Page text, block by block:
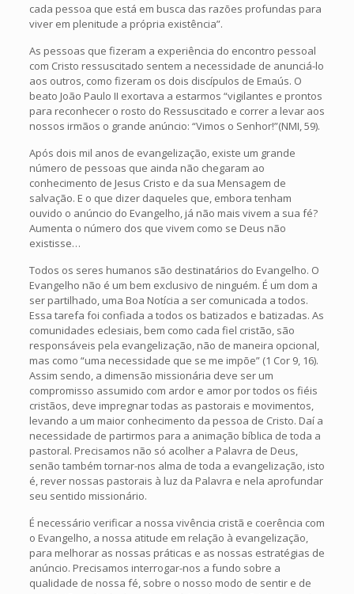
cada pessoa que está em busca das razões profundas para
viver em plenitude a própria existência”.
As pessoas que fizeram a experiência do encontro pessoal
com Cristo ressuscitado sentem a necessidade de anunciá-lo
aos outros, como fizeram os dois discípulos de Emaús. O
beato João Paulo II exortava a estarmos “vigilantes e prontos
para reconhecer o rosto do Ressuscitado e correr a levar aos
nossos irmãos o grande anúncio: “Vimos o Senhor!”(NMI, 59).
Após dois mil anos de evangelização, existe um grande
número de pessoas que ainda não chegaram ao
conhecimento de Jesus Cristo e da sua Mensagem de
salvação. E o que dizer daqueles que, embora tenham
ouvido o anúncio do Evangelho, já não mais vivem a sua fé?
Aumenta o número dos que vivem como se Deus não
existisse…
Todos os seres humanos são destinatários do Evangelho. O
Evangelho não é um bem exclusivo de ninguém. É um dom a
ser partilhado, uma Boa Notícia a ser comunicada a todos.
Essa tarefa foi confiada a todos os batizados e batizadas. As
comunidades eclesiais, bem como cada fiel cristão, são
responsáveis pela evangelização, não de maneira opcional,
mas como “uma necessidade que se me impõe” (1 Cor 9, 16).
Assim sendo, a dimensão missionária deve ser um
compromisso assumido com ardor e amor por todos os fiéis
cristãos, deve impregnar todas as pastorais e movimentos,
levando a um maior conhecimento da pessoa de Cristo. Daí a
necessidade de partirmos para a animação bíblica de toda a
pastoral. Precisamos não só acolher a Palavra de Deus,
senão também tornar-nos alma de toda a evangelização, isto
é, rever nossas pastorais à luz da Palavra e nela aprofundar
seu sentido missionário.
É necessário verificar a nossa vivência cristã e coerência com
o Evangelho, a nossa atitude em relação à evangelização,
para melhorar as nossas práticas e as nossas estratégias de
anúncio. Precisamos interrogar-nos a fundo sobre a
qualidade de nossa fé, sobre o nosso modo de sentir e de